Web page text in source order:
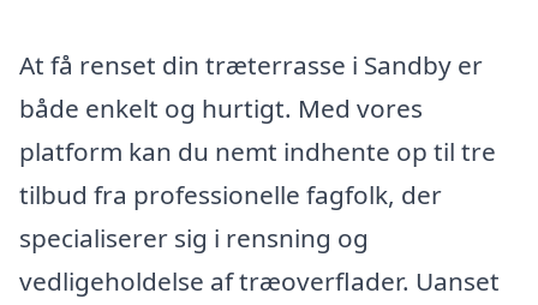
At få renset din træterrasse i Sandby er
både enkelt og hurtigt. Med vores
platform kan du nemt indhente op til tre
tilbud fra professionelle fagfolk, der
specialiserer sig i rensning og
vedligeholdelse af træoverflader. Uanset